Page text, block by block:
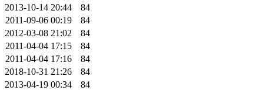
2013-10-14 20:44
84
2011-09-06 00:19
84
2012-03-08 21:02
84
2011-04-04 17:15
84
2011-04-04 17:16
84
2018-10-31 21:26
84
2013-04-19 00:34
84